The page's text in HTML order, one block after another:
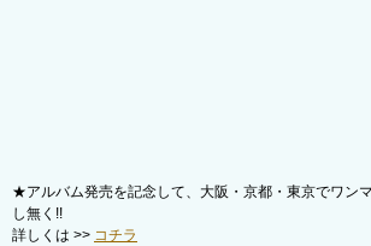
★アルバム発売を記念して、大阪・京都・東京でワン
し無く!!
詳しくは >> コチラ